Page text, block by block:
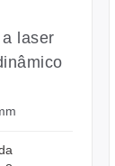
laser